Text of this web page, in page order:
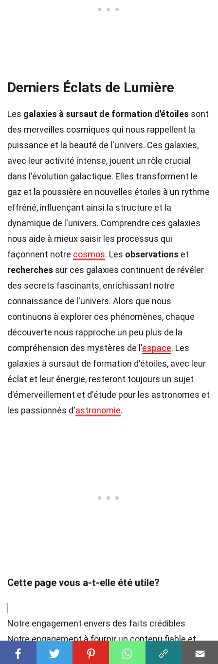
Derniers Éclats de Lumière
Les galaxies à sursaut de formation d'étoiles sont
des merveilles cosmiques qui nous rappellent la
puissance et la beauté de l'univers. Ces galaxies,
avec leur activité intense, jouent un rôle crucial
dans l'évolution galactique. Elles transforment le
gaz et la poussière en nouvelles étoiles à un rythme
effréné, influençant ainsi la structure et la
dynamique de l'univers. Comprendre ces galaxies
nous aide à mieux saisir les processus qui
façonnent notre cosmos. Les observations et
recherches sur ces galaxies continuent de révéler
des secrets fascinants, enrichissant notre
connaissance de l'univers. Alors que nous
continuons à explorer ces phénomènes, chaque
découverte nous rapproche un peu plus de la
compréhension des mystères de l'espace. Les
galaxies à sursaut de formation d'étoiles, avec leur
éclat et leur énergie, resteront toujours un sujet
d'émerveillement et d'étude pour les astronomes et
les passionnés d'astronomie.
Cette page vous a-t-elle été utile?
Notre engagement envers des faits crédibles
Notre engagement à fournir un contenu fiable et
captivant est au cœur de ce que nous faisons.